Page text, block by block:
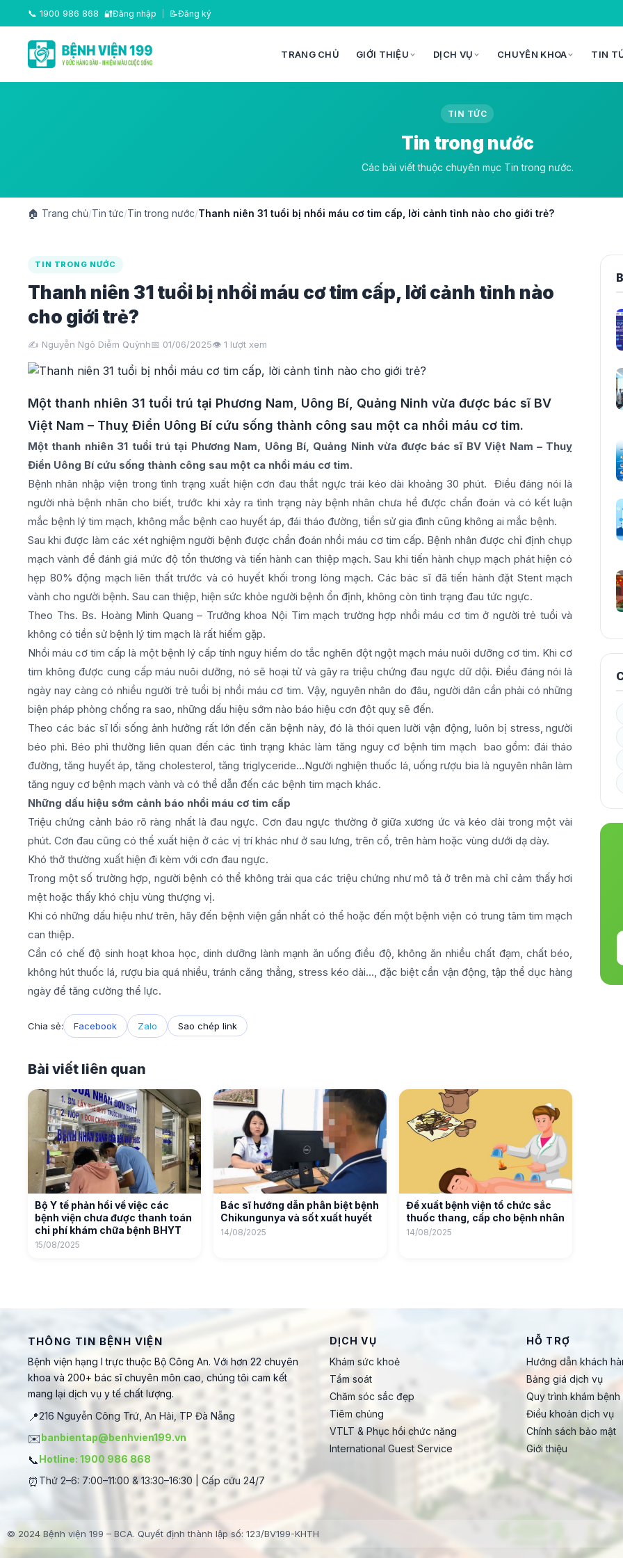
📞 1900 986 868 🔐Đăng nhập 📝Đăng ký
TRANG CHỦ GIỚI THIỆU DỊCH VỤ CHUYÊN KHOA TIN
TIN TỨC
Tin trong nước
Các bài viết thuộc chuyên mục Tin trong nước.
🏠 Trang chủ/Tin tức/Tin trong nước/Thanh niên 31 tuổi bị nhồi máu cơ tim cấp, lời cảnh tỉnh nào cho giới trẻ?
TIN TRONG NƯỚC
Thanh niên 31 tuổi bị nhồi máu cơ tim cấp, lời cảnh tỉnh nào
cho giới trẻ?
✍️ Nguyễn Ngô Diễm Quỳnh📅 01/06/2025👁️ 1 lượt xem
Một thanh nhiên 31 tuổi trú tại Phương Nam, Uông Bí, Quảng Ninh vừa được bác sĩ BV
Việt Nam – Thuỵ Điển Uông Bí cứu sống thành công sau một ca nhồi máu cơ tim.
Một thanh nhiên 31 tuổi trú tại Phương Nam, Uông Bí, Quảng Ninh vừa được bác sĩ BV Việt Nam – Thuỵ
Điển Uông Bí cứu sống thành công sau một ca nhồi máu cơ tim.
Bệnh nhân nhập viện trong tình trạng xuất hiện cơn đau thắt ngực trái kéo dài khoảng 30 phút. Điều đáng nói là
người nhà bệnh nhân cho biết, trước khi xảy ra tình trạng này bệnh nhân chưa hề được chẩn đoán và có kết luận
mắc bệnh lý tim mạch, không mắc bệnh cao huyết áp, đái tháo đường, tiền sử gia đình cũng không ai mắc bệnh.
Sau khi được làm các xét nghiệm người bệnh được chẩn đoán nhồi máu cơ tim cấp. Bệnh nhân được chỉ định chụp
mạch vành để đánh giá mức độ tổn thương và tiến hành can thiệp mạch. Sau khi tiến hành chụp mạch phát hiện có
hẹp 80% động mạch liên thất trước và có huyết khối trong lòng mạch. Các bác sĩ đã tiến hành đặt Stent mạch
vành cho người bệnh. Sau can thiệp, hiện sức khỏe người bệnh ổn định, không còn tình trạng đau tức ngực.
Theo Ths. Bs. Hoàng Minh Quang – Trưởng khoa Nội Tim mạch trường hợp nhồi máu cơ tim ở người trẻ tuổi và
không có tiền sử bệnh lý tim mạch là rất hiếm gặp.
Nhồi máu cơ tim cấp là một bệnh lý cấp tính nguy hiểm do tắc nghẽn đột ngột mạch máu nuôi dưỡng cơ tim. Khi cơ
tim không được cung cấp máu nuôi dưỡng, nó sẽ hoại tử và gây ra triệu chứng đau ngực dữ dội. Điều đáng nói là
ngày nay càng có nhiều người trẻ tuổi bị nhồi máu cơ tim. Vậy, nguyên nhân do đâu, người dân cần phải có những
biện pháp phòng chống ra sao, những dấu hiệu sớm nào báo hiệu cơn đột quỵ sẽ đến.
Theo các bác sĩ lối sống ảnh hưởng rất lớn đến căn bệnh này, đó là thói quen lười vận động, luôn bị stress, người
béo phì. Béo phì thường liên quan đến các tình trạng khác làm tăng nguy cơ bệnh tim mạch bao gồm: đái tháo
đường, tăng huyết áp, tăng cholesterol, tăng triglyceride…Người nghiện thuốc lá, uống rượu bia là nguyên nhân làm
tăng nguy cơ bệnh mạch vành và có thể dẫn đến các bệnh tim mạch khác.
Những dấu hiệu sớm cảnh báo nhồi máu cơ tim cấp
Triệu chứng cảnh báo rõ ràng nhất là đau ngực. Cơn đau ngực thường ở giữa xương ức và kéo dài trong một vài
phút. Cơn đau cũng có thể xuất hiện ở các vị trí khác như ở sau lưng, trên cổ, trên hàm hoặc vùng dưới dạ dày.
Khó thở thường xuất hiện đi kèm với cơn đau ngực.
Trong một số trường hợp, người bệnh có thể không trải qua các triệu chứng như mô tả ở trên mà chỉ cảm thấy hơi
mệt hoặc thấy khó chịu vùng thượng vị.
Khi có những dấu hiệu như trên, hãy đến bệnh viện gần nhất có thể hoặc đến một bệnh viện có trung tâm tim mạch
can thiệp.
Cần có chế độ sinh hoạt khoa học, dinh dưỡng lành mạnh ăn uống điều độ, không ăn nhiều chất đạm, chất béo,
không hút thuốc lá, rượu bia quá nhiều, tránh căng thẳng, stress kéo dài..., đặc biệt cần vận động, tập thể dục hàng
ngày để tăng cường thể lực.
Chia sẻ: Facebook Zalo Sao chép link
Bài viết liên quan
Bộ Y tế phản hồi về việc các
bệnh viện chưa được thanh toán
chi phí khám chữa bệnh BHYT
15/08/2025
Bác sĩ hướng dẫn phân biệt bệnh
Chikungunya và sốt xuất huyết
14/08/2025
Đề xuất bệnh viện tổ chức sắc
thuốc thang, cấp cho bệnh nhân
14/08/2025
THÔNG TIN BỆNH VIỆN
Bệnh viện hạng I trực thuộc Bộ Công An. Với hơn 22 chuyên
khoa và 200+ bác sĩ chuyên môn cao, chúng tôi cam kết
mang lại dịch vụ y tế chất lượng.
📍216 Nguyễn Công Trứ, An Hải, TP Đà Nẵng
✉️banbientap@benhvien199.vn
📞Hotline: 1900 986 868
⏰ Thứ 2–6: 7:00–11:00 & 13:30–16:30 | Cấp cứu 24/7
DỊCH VỤ
Khám sức khoẻ
Tầm soát
Chăm sóc sắc đẹp
Tiêm chủng
VTLT & Phục hồi chức năng
International Guest Service
HỖ TRỢ
Hướng dẫn khách
Bảng giá dịch vụ
Quy trình khám bệnh
Điều khoản dịch vụ
Chính sách bảo mật
Giới thiệu
© 2024 Bệnh viện 199 – BCA. Quyết định thành lập số: 123/BV199-KHTH